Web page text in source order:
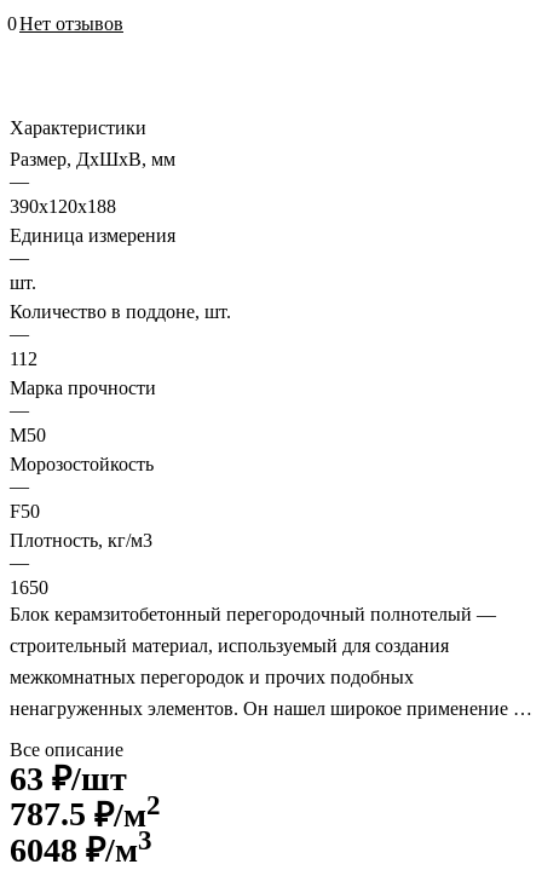
0Нет отзывов
Характеристики
Размер, ДхШхВ, мм
—
390х120х188
Единица измерения
—
шт.
Количество в поддоне, шт.
—
112
Марка прочности
—
M50
Морозостойкость
—
F50
Плотность, кг/м3
—
1650
Блок керамзитобетонный перегородочный полнотелый —
строительный материал, используемый для создания
межкомнатных перегородок и прочих подобных
ненагруженных элементов. Он нашел широкое применение в
строительстве малоэтажных зданий. Этот материал
отличается высокой прочностью и низким коэффициентом
теплопроводности.
Все описание
63 ₽/шт
787.5 ₽/м2
6048 ₽/м3